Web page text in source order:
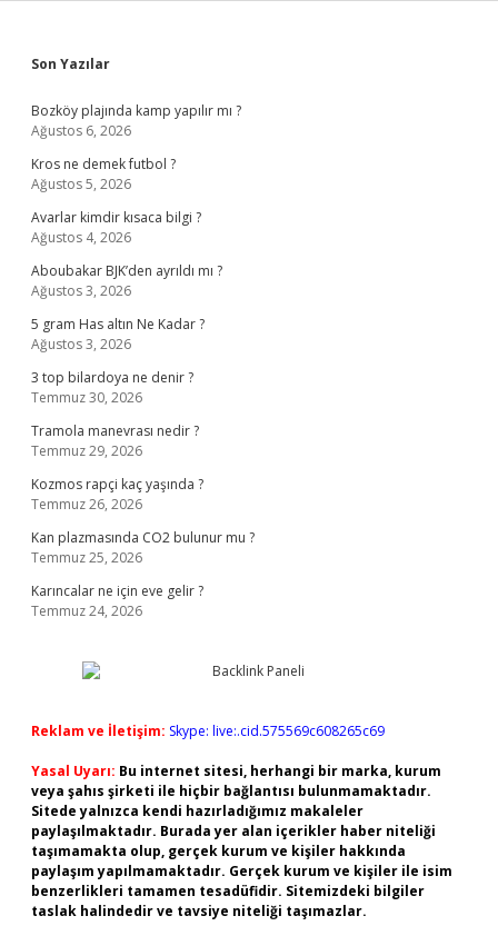
Sidebar
Son Yazılar
Bozköy plajında kamp yapılır mı ?
Ağustos 6, 2026
Kros ne demek futbol ?
Ağustos 5, 2026
Avarlar kimdir kısaca bilgi ?
Ağustos 4, 2026
Aboubakar BJK’den ayrıldı mı ?
Ağustos 3, 2026
5 gram Has altın Ne Kadar ?
Ağustos 3, 2026
3 top bilardoya ne denir ?
Temmuz 30, 2026
Tramola manevrası nedir ?
Temmuz 29, 2026
Kozmos rapçi kaç yaşında ?
Temmuz 26, 2026
Kan plazmasında CO2 bulunur mu ?
Temmuz 25, 2026
Karıncalar ne için eve gelir ?
Temmuz 24, 2026
Reklam ve İletişim: Skype: live:.cid.575569c608265c69
Yasal Uyarı: Bu internet sitesi, herhangi bir marka, kurum
veya şahıs şirketi ile hiçbir bağlantısı bulunmamaktadır.
Sitede yalnızca kendi hazırladığımız makaleler
paylaşılmaktadır. Burada yer alan içerikler haber niteliği
taşımamakta olup, gerçek kurum ve kişiler hakkında
paylaşım yapılmamaktadır. Gerçek kurum ve kişiler ile isim
benzerlikleri tamamen tesadüfidir. Sitemizdeki bilgiler
taslak halindedir ve tavsiye niteliği taşımazlar.